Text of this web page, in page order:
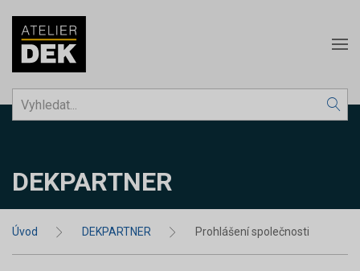
DEKPARTNER
Úvod DEKPARTNER Prohlášení společnosti